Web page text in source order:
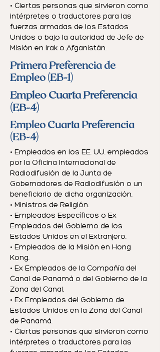
• Ciertas personas que sirvieron como
intérpretes o traductores para las
fuerzas armadas de los Estados
Unidos o bajo la autoridad de Jefe de
Misión en Irak o Afganistán.
Primera Preferencia de
Empleo (EB-1)
Empleo Cuarta Preferencia
(EB-4)
Empleo Cuarta Preferencia
(EB-4)
• Empleados en los EE. UU. empleados
por la Oficina Internacional de
Radiodifusión de la Junta de
Gobernadores de Radiodifusión o un
beneficiario de dicha organización.
• Ministros de Religión.
• Empleados Específicos o Ex
Empleados del Gobierno de los
Estados Unidos en el Extranjero.
• Empleados de la Misión en Hong
Kong.
• Ex Empleados de la Compañía del
Canal de Panamá o del Gobierno de la
Zona del Canal.
• Ex Empleados del Gobierno de
Estados Unidos en la Zona del Canal
de Panamá.
• Ciertas personas que sirvieron como
intérpretes o traductores para las